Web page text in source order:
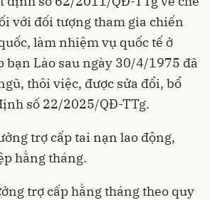
với đối tượng tham gia chiến
làm nhiệm vụ quốc tế ở
bạn Lào sau ngày 30/4/1975 đã
thôi việc, được sửa đổi, bổ
số 22/2025/QĐ-TTg.
trợ cấp tai nạn lao động,
hằng tháng.
trợ cấp hằng tháng theo quy